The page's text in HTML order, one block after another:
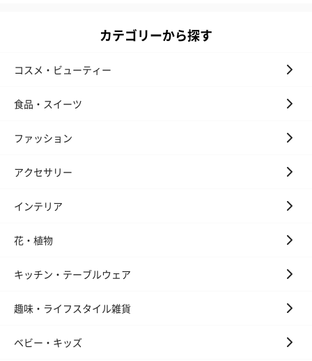
カテゴリーから探す
コスメ・ビューティー
食品・スイーツ
ファッション
アクセサリー
インテリア
花・植物
キッチン・テーブルウェア
趣味・ライフスタイル雑貨
ベビー・キッズ